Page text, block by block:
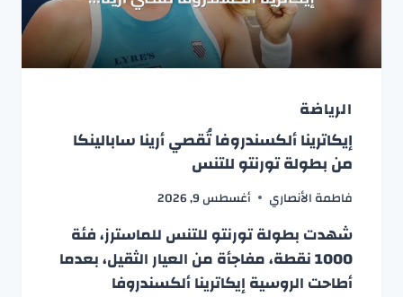
الرياضة
إيكاترينا ألكسندروفا تُقصي أرينا سابالينكا
من بطولة تورنتو للتنس
فاطمة الأنصاري أغسطس 9, 2026
شهدت بطولة تورنتو للتنس للماسترز، فئة
1000 نقطة، مفاجأة من العيار الثقيل، بعدما
أطاحت الروسية إيكاترينا ألكسندروفا